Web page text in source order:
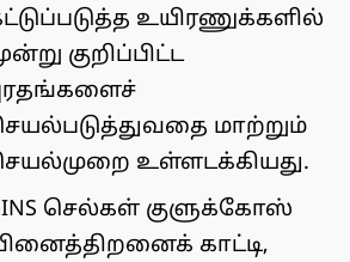
உயிரணுக்களில்
குறிப்பிட்ட
மாற்றும்
உள்ளடக்கியது.
செல்கள் குளுக்கோஸ்
காட்டி,